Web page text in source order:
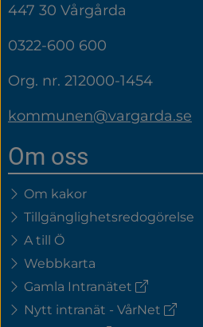
447 30 Vårgårda
0322-600 600
Org. nr. 212000-1454
kommunen@vargarda.se
Om oss
Om kakor
Tillgänglighetsredogörelse
A till Ö
Webbkarta
Gamla Intranätet (extern
Nytt intranät - VårNet (extern